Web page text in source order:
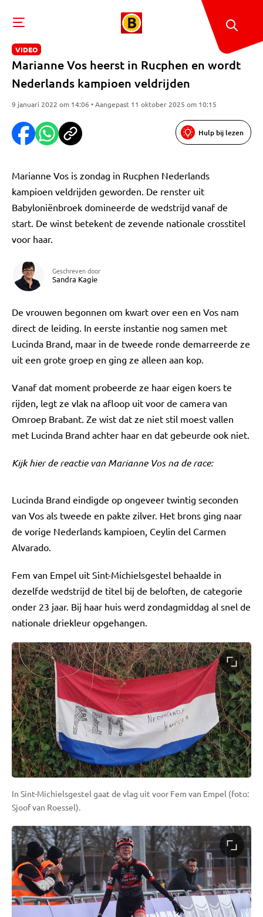
VIDEO
Marianne Vos heerst in Rucphen en wordt
Nederlands kampioen veldrijden
9 januari 2022 om 14:06 • Aangepast 11 oktober 2025 om 10:15
Hulp bij lezen
Marianne Vos is zondag in Rucphen Nederlands
kampioen veldrijden geworden. De renster uit
Babyloniënbroek domineerde de wedstrijd vanaf de
start. De winst betekent de zevende nationale crosstitel
voor haar.
Geschreven door
Sandra Kagie
De vrouwen begonnen om kwart over een en Vos nam
direct de leiding. In eerste instantie nog samen met
Lucinda Brand, maar in de tweede ronde demarreerde ze
uit een grote groep en ging ze alleen aan kop.
Vanaf dat moment probeerde ze haar eigen koers te
rijden, legt ze vlak na afloop uit voor de camera van
Omroep Brabant. Ze wist dat ze niet stil moest vallen
met Lucinda Brand achter haar en dat gebeurde ook niet.
Kijk hier de reactie van Marianne Vos na de race:
Lucinda Brand eindigde op ongeveer twintig seconden
van Vos als tweede en pakte zilver. Het brons ging naar
de vorige Nederlands kampioen, Ceylin del Carmen
Alvarado.
Fem van Empel uit Sint-Michielsgestel behaalde in
dezelfde wedstrijd de titel bij de beloften, de categorie
onder 23 jaar. Bij haar huis werd zondagmiddag al snel de
nationale driekleur opgehangen.
In Sint-Michielsgestel gaat de vlag uit voor Fem van Empel (foto:
Sjoof van Roessel).